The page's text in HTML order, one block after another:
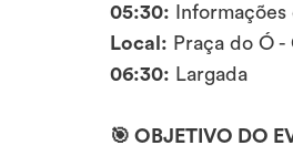
05:30:
Local: Praça do Ó -
06:30: Largada
🎯 OBJETIVO DO